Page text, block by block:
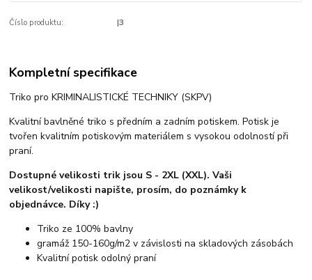
Číslo produktu: |3
Kompletní specifikace
Triko pro KRIMINALISTICKÉ TECHNIKY (SKPV)
Kvalitní bavlněné triko s předním a zadním potiskem. Potisk je
tvořen kvalitním potiskovým materiálem s vysokou odolností při
praní.
Dostupné velikosti trik jsou S - 2XL (XXL). Vaši
velikost/velikosti napište, prosím, do poznámky k
objednávce. Díky :)
Triko ze 100% bavlny
gramáž 150-160g/m2 v závislosti na skladových zásobách
Kvalitní potisk odolný praní